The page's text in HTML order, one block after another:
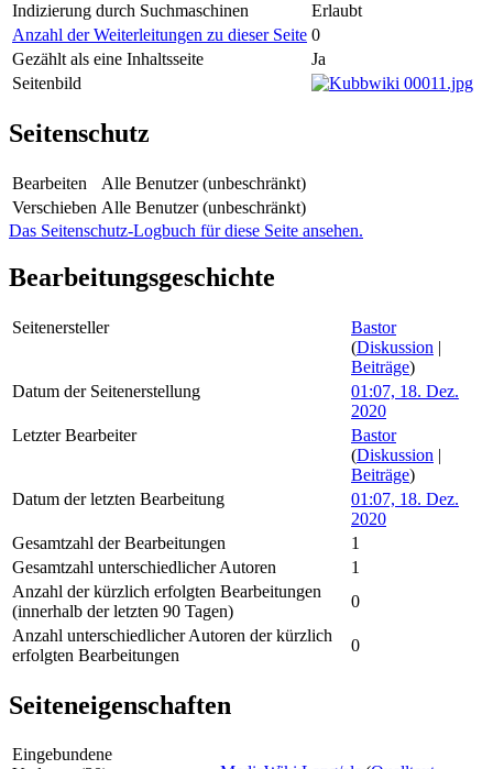
Indizierung durch Suchmaschinen
Erlaubt
Anzahl der Weiterleitungen zu dieser Seite 0
Gezählt als eine Inhaltsseite
Ja
Seitenbild
Seitenschutz
Bearbeiten
Alle Benutzer (unbeschränkt)
Verschieben Alle Benutzer (unbeschränkt)
Das Seitenschutz-Logbuch für diese Seite ansehen.
Bearbeitungsgeschichte
Seitenersteller
Bastor
(Diskussion |
Beiträge)
Datum der Seitenerstellung
01:07, 18. Dez.
2020
Letzter Bearbeiter
Bastor
(Diskussion |
Beiträge)
Datum der letzten Bearbeitung
01:07, 18. Dez.
2020
Gesamtzahl der Bearbeitungen
1
Gesamtzahl unterschiedlicher Autoren
1
Anzahl der kürzlich erfolgten Bearbeitungen
(innerhalb der letzten 90 Tagen)
0
Anzahl unterschiedlicher Autoren der kürzlich
erfolgten Bearbeitungen
0
Seiteneigenschaften
Eingebundene